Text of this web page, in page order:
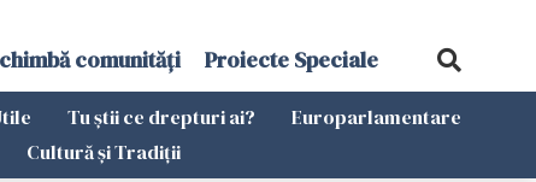
comunități Proiecte Speciale
Tu știi ce drepturi ai?
Europarlamentare
Cultură și Tradiții